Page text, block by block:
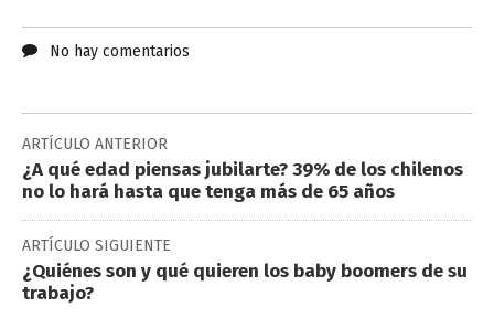
No hay comentarios
ARTÍCULO ANTERIOR
¿A qué edad piensas jubilarte? 39% de los chilenos
no lo hará hasta que tenga más de 65 años
ARTÍCULO SIGUIENTE
¿Quiénes son y qué quieren los baby boomers de su
trabajo?